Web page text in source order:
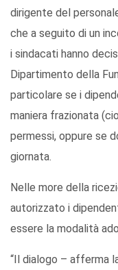
dirigente del
che a seguito di un
i sindacati hanno
Dipartimento della
particolare se i
maniera frazionata
permessi, oppure se
giornata.
Nelle more della
autorizzato i
essere la modalità
“Il dialogo – afferma